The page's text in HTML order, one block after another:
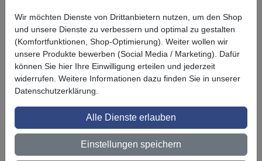
Ihre Vorteile bei uns
3M BestPartner Commercial Solutions
Persönliche Beratung und Betreuung
Keine Mindestbestellmenge
Wir möchten Dienste von Drittanbietern nutzen, um den Shop
und unsere Dienste zu verbessern und optimal zu gestalten
(Komfortfunktionen, Shop-Optimierung). Weiter wollen wir
unsere Produkte bewerben (Social Media / Marketing). Dafür
können Sie hier Ihre Einwilligung erteilen und jederzeit
widerrufen. Weitere Informationen dazu finden Sie in unserer
Datenschutzerklärung.
Alle Dienste erlauben
Einstellungen speichern